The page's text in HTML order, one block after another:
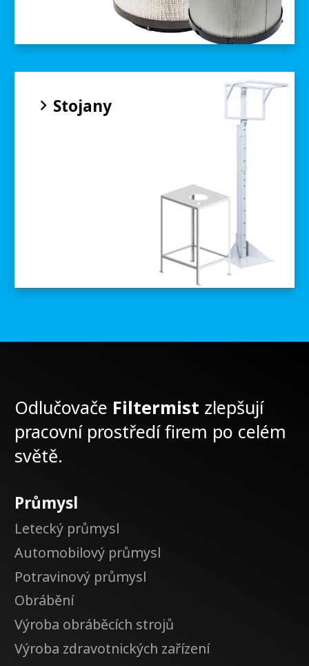
Stojany
Odlučovače Filtermist zlepšují
pracovní prostředí firem po celém
světě.
Průmysl
Letecký průmysl
Automobilový průmysl
Potravinový průmysl
Obrábění
Výroba obráběcích strojů
Výroba zdravotnických zařízení